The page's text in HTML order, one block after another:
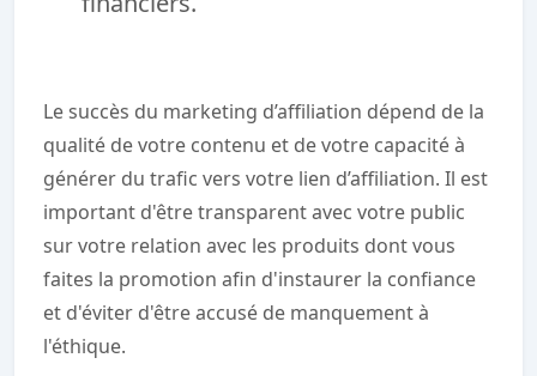
Le succès du marketing d’affiliation dépend de la
qualité de votre contenu et de votre capacité à
générer du trafic vers votre lien d’affiliation. Il est
important d'être transparent avec votre public
sur votre relation avec les produits dont vous
faites la promotion afin d'instaurer la confiance
et d'éviter d'être accusé de manquement à
l'éthique.